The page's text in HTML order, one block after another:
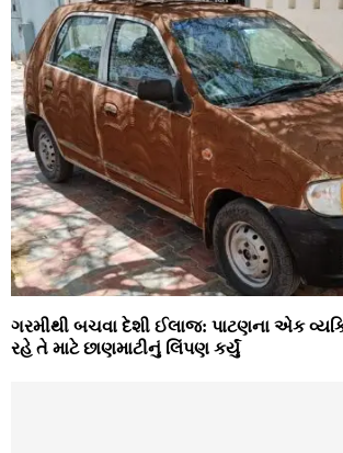
ગરમીથી બચવા દેશી ઈલાજ: પાટણના એક
રહે તે માટે છાણમાટીનું લિંપણ કર્યું